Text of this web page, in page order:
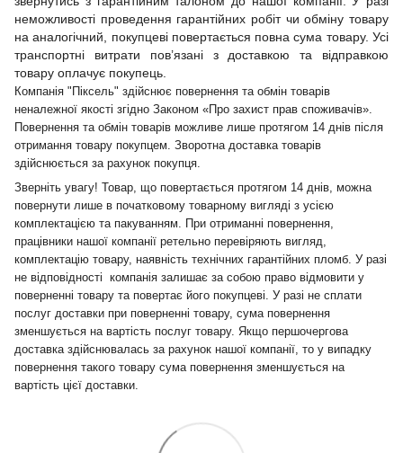
неможливості проведення гарантійних робіт чи обміну товару
на аналогічний, покупцеві повертається повна сума товару. Усі
транспортні витрати пов’язані з доставкою та відправкою
товару оплачує покупець.
Компанія "Піксель" здійснює повернення та обмін товарів
неналежної якості згідно Законом «Про захист прав споживачів».
Повернення та обмін товарів можливе лише протягом 14 днів після
отримання товару покупцем. Зворотна доставка товарів
здійснюється за рахунок покупця.
Зверніть увагу! Товар, що повертається протягом 14 днів, можна
повернути лише в початковому товарному вигляді з усією
комплектацією та пакуванням. При отриманні повернення,
працівники нашої компанії ретельно перевіряють вигляд,
комплектацію товару, наявність технічних гарантійних пломб. У разі
не відповідності компанія залишає за собою право відмовити у
поверненні товару та повертає його покупцеві. У разі не сплати
послуг доставки при поверненні товару, сума повернення
зменшується на вартість послуг товару. Якщо першочергова
доставка здійснювалась за рахунок нашої компанії, то у випадку
повернення такого товару сума повернення зменшується на
вартість цієї доставки.